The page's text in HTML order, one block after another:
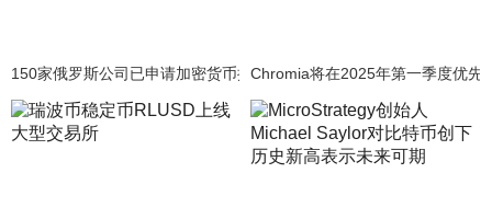
150家俄罗斯公司已申请加密货币挖矿许可证政府表示
Chromia将在2025年第一季度优先